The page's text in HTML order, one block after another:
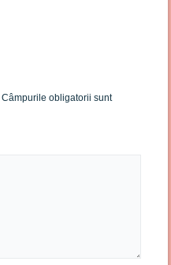
Câmpurile obligatorii sunt